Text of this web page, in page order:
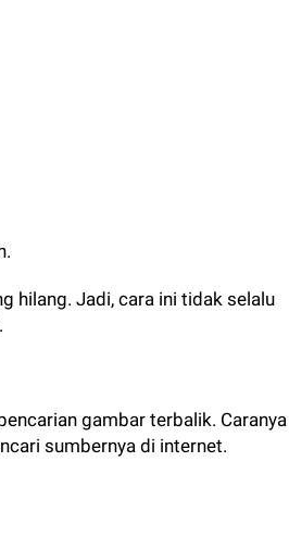
hilang. Jadi, cara ini tidak selalu
gambar terbalik. Caranya
sumbernya di internet.